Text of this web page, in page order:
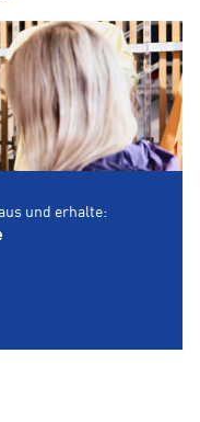
und erhalte: